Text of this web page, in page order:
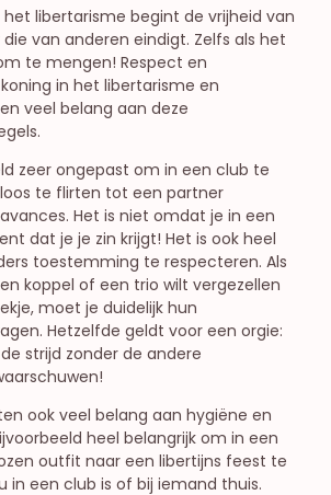
het libertarisme begint de vrijheid van
van anderen eindigt. Zelfs als het
te mengen! Respect en
in het libertarisme en
veel belang aan deze
zeer ongepast om in een club te
te flirten tot een partner
Het is niet omdat je in een
dat je je zin krijgt! Het is ook heel
toestemming te respecteren. Als
koppel of een trio wilt vergezellen
moet je duidelijk hun
Hetzelfde geldt voor een orgie:
strijd zonder de andere
ook veel belang aan hygiëne en
heel belangrijk om in een
outfit naar een libertijns feest te
in een club is of bij iemand thuis.